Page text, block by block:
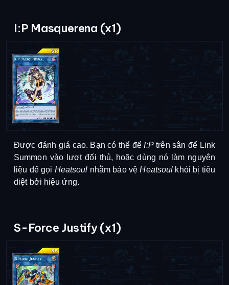
I:P Masquerena (x1)
Được đánh giá cao. Bạn có thể để I:Ptrên sân để Link
Summon vào lượt đối thủ, hoặc dùng nó làm nguyên
liệu để gọi Heatsoul nhằm bảo vệHeatsoul khỏi bị tiêu
diệt bởi hiệu ứng.
S-Force Justify (x1)